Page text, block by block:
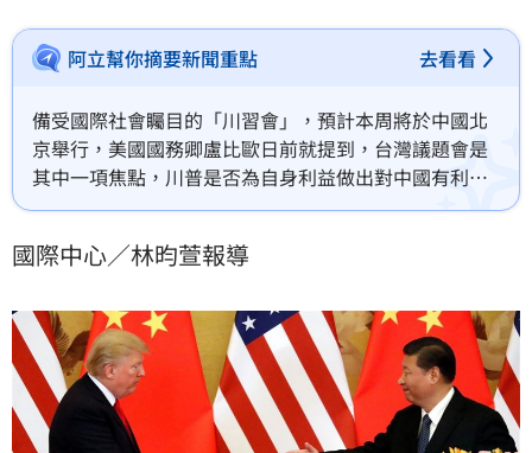
阿立幫你摘要新聞重點 去看看
備受國際社會矚目的「川習會」，預計本周將於中國北
京舉行，美國國務卿盧比歐日前就提到，台灣議題會是
其中一項焦點，川普是否為自身利益做出對中國有利的
表述引發揣測。，究竟川習會怎麼發展對台灣最有利？
國際中心／林昀萱報導